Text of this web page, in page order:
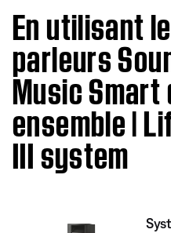
En utilisant
parleurs
Music Smart
ensemble |
III system